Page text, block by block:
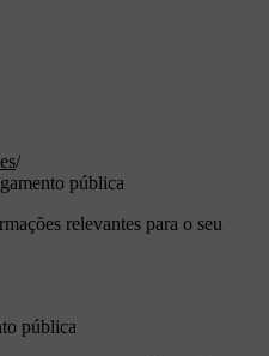
/
pública
relevantes para o seu
pública